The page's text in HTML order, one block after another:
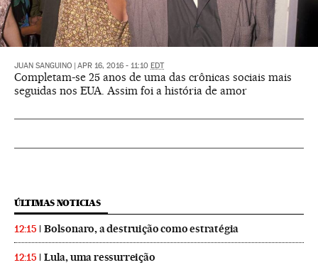
JUAN SANGUINO APR 16, 2016 - 11:10 EDT
Completam-se 25 anos de uma das crônicas sociais mais
seguidas nos EUA. Assim foi a história de amor
ÚLTIMAS NOTICIAS
12:15 Bolsonaro, a destruição como estratégia
12:15 Lula, uma ressurreição